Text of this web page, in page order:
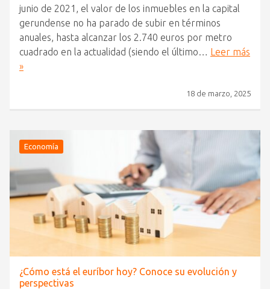
junio de 2021, el valor de los inmuebles en la capital
gerundense no ha parado de subir en términos
anuales, hasta alcanzar los 2.740 euros por metro
cuadrado en la actualidad (siendo el último… Leer más
»
18 de marzo, 2025
Economía
¿Cómo está el euríbor hoy? Conoce su evolución y
perspectivas